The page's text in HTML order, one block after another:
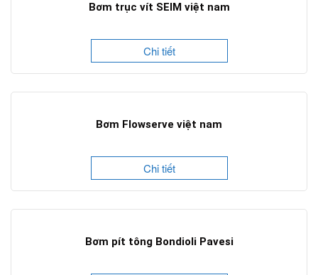
Bơm trục vít SEIM việt nam
Chi tiết
Bơm Flowserve việt nam
Chi tiết
Bơm pít tông Bondioli Pavesi